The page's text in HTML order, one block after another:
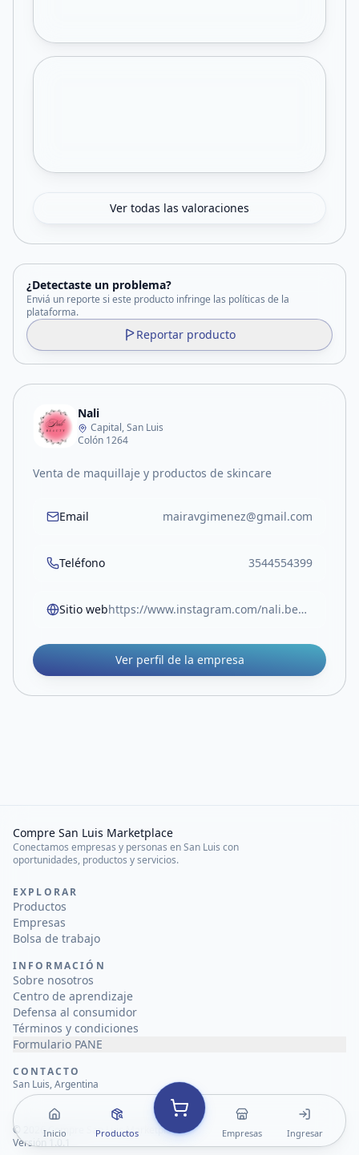
Ver todas las valoraciones
¿Detectaste un problema?
Enviá un reporte si este producto infringe las políticas de la
plataforma.
Reportar producto
Nali
Capital, San Luis
Colón 1264
Venta de maquillaje y productos de skincare
Email mairavgimenez@gmail.com
Teléfono 3544554399
Sitio web https://www.instagram.com/nali.beauty_?igsh=MXdlZ2xlMnBqNjM5cQ%3D%3D&utm_source=qr
Ver perfil de la empresa
Inicio Productos Empresas Ingresar
Compre San Luis Marketplace
Conectamos empresas y personas en San Luis con
oportunidades, productos y servicios.
EXPLORAR
Productos
Empresas
Bolsa de trabajo
INFORMACIÓN
Sobre nosotros
Centro de aprendizaje
Defensa al consumidor
Términos y condiciones
Formulario PANE
CONTACTO
San Luis, Argentina
© 2026Compre San Luis Marketplace
Versión 1.0.1